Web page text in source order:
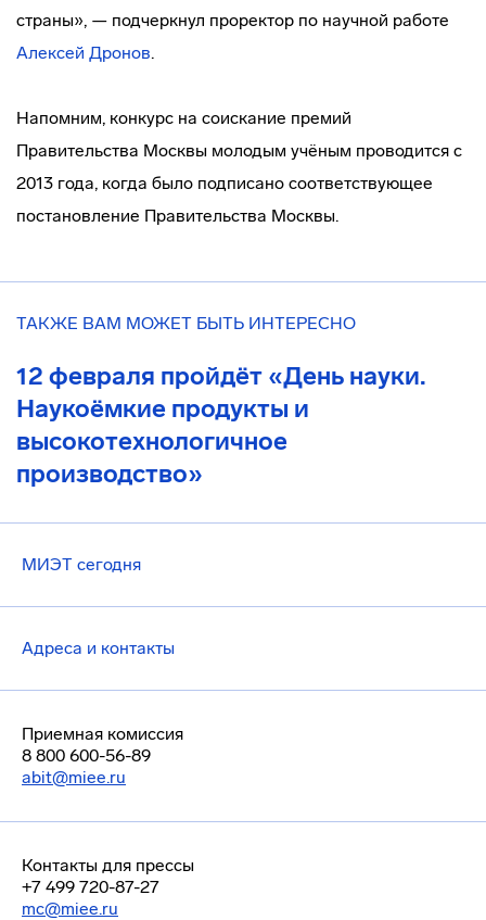
страны», — подчеркнул проректор по научной работе
Алексей Дронов.
Напомним, конкурс на соискание премий
Правительства Москвы молодым учёным проводится с
2013 года, когда было подписано соответствующее
постановление Правительства Москвы.
ТАКЖЕ ВАМ МОЖЕТ БЫТЬ ИНТЕРЕСНО
12 февраля пройдёт «День науки.
Наукоёмкие продукты и
высокотехнологичное
производство»
МИЭТ сегодня
Адреса и контакты
Приемная комиссия
8 800 600-56-89
abit@miee.ru
Контакты для прессы
+7 499 720-87-27
mc@miee.ru